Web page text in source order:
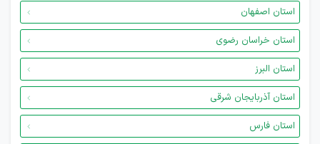
استان اصفهان
استان خراسان رضوی
استان البرز
استان آذربایجان شرقی
استان فارس